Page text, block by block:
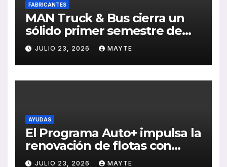
FABRICANTES
MAN Truck & Bus cierra un
sólido primer semestre de
2026 con crecimiento en
ventas, pedidos y
rentabilidad
JULIO 23, 2026 MAYTE
AYUDAS
El Programa Auto+ impulsa la
renovación de flotas con
ayudas a vehículos eléctricos
JULIO 23, 2026 MAYTE